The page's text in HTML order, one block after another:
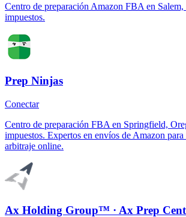
Centro de preparación Amazon FBA en
impuestos.
Prep Ninjas
Conectar
Centro de preparación FBA en Springfield,
impuestos. Expertos en envíos de Amazon para
arbitraje online.
Ax Holding Group™ · Ax Prep